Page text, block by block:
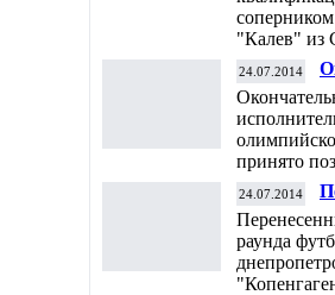
"Калев" из
24.07.2014
принято
24.07.2014
раунда